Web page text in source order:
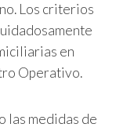
Los criterios
en
Operativo.
las medidas de